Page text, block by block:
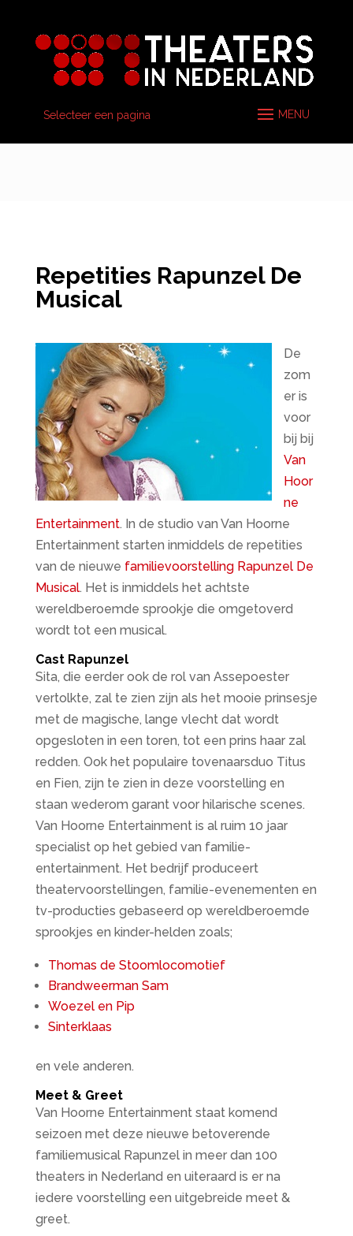
Selecteer een pagina
Repetities Rapunzel De
Musical
De
zom
er is
voor
bij bij
Van
Hoor
ne
Entertainment. In de studio van Van Hoorne
Entertainment starten inmiddels de repetities
van de nieuwe familievoorstelling Rapunzel De
Musical. Het is inmiddels het achtste
wereldberoemde sprookje die omgetoverd
wordt tot een musical.
Cast Rapunzel
Sita, die eerder ook de rol van Assepoester
vertolkte, zal te zien zijn als het mooie prinsesje
met de magische, lange vlecht dat wordt
opgesloten in een toren, tot een prins haar zal
redden. Ook het populaire tovenaarsduo Titus
en Fien, zijn te zien in deze voorstelling en
staan wederom garant voor hilarische scenes.
Van Hoorne Entertainment is al ruim 10 jaar
specialist op het gebied van familie-
entertainment. Het bedrijf produceert
theatervoorstellingen, familie-evenementen en
tv-producties gebaseerd op wereldberoemde
sprookjes en kinder-helden zoals;
Thomas de Stoomlocomotief
Brandweerman Sam
Woezel en Pip
Sinterklaas
en vele anderen.
Meet & Greet
Van Hoorne Entertainment staat komend
seizoen met deze nieuwe betoverende
familiemusical Rapunzel in meer dan 100
theaters in Nederland en uiteraard is er na
iedere voorstelling een uitgebreide meet &
greet.